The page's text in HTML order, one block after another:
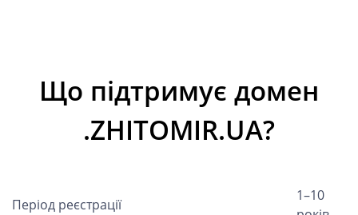
Що підтримує домен
.ZHITOMIR.UA?
Період реєстрації
1–10